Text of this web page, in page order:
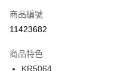
【「AFTEE先享後付」結帳流程
１．於結帳方式選擇「AFTEE
２．訂單成立數日內，您將收到
３．收到繳費通知簡訊後14天
宅配
每筆NT$100，滿NT$1,500(
付款後門市自取
商品編號
11423682
商品特色
KR5064